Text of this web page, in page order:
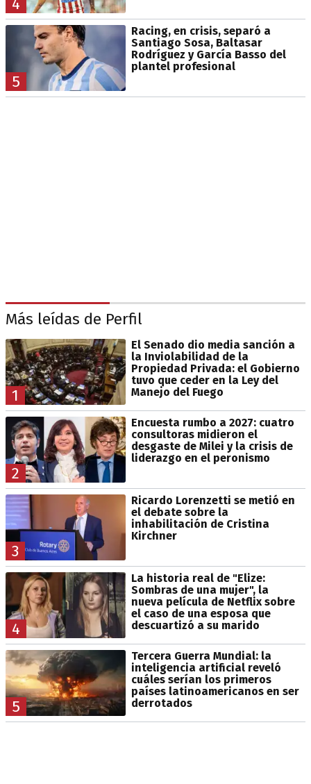
4
5
Racing, en crisis, separó a
Santiago Sosa, Baltasar
Rodríguez y García Basso del
plantel profesional
Más leídas de Perfil
1
El Senado dio media sanción a
la Inviolabilidad de la
Propiedad Privada: el Gobierno
tuvo que ceder en la Ley del
Manejo del Fuego
2
Encuesta rumbo a 2027: cuatro
consultoras midieron el
desgaste de Milei y la crisis de
liderazgo en el peronismo
3
Ricardo Lorenzetti se metió en
el debate sobre la
inhabilitación de Cristina
Kirchner
4
La historia real de "Elize:
Sombras de una mujer", la
nueva película de Netflix sobre
el caso de una esposa que
descuartizó a su marido
5
Tercera Guerra Mundial: la
inteligencia artificial reveló
cuáles serían los primeros
países latinoamericanos en ser
derrotados